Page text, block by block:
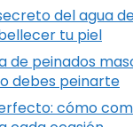
del agua
tu piel
de peinados
debes peinarte
cómo